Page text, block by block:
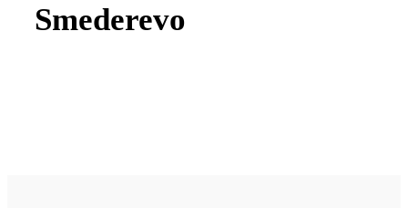
Smederevo